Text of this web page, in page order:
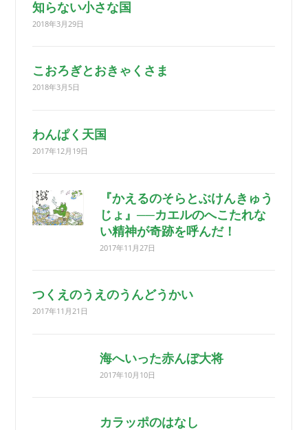
知らない小さな国
2018年3月29日
こおろぎとおきゃくさま
2018年3月5日
わんぱく天国
2017年12月19日
『かえるのそらとぶけんきゅう
じょ』──カエルのへこたれな
い精神が奇跡を呼んだ！
2017年11月27日
つくえのうえのうんどうかい
2017年11月21日
海へいった赤んぼ大将
2017年10月10日
カラッポのはなし